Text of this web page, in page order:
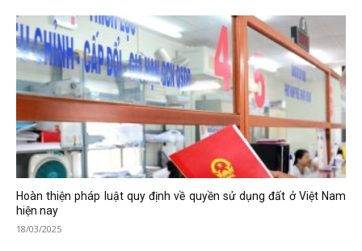
Hoàn thiện pháp luật quy định về quyền sử dụng đất ở Việt Nam
hiện nay
18/03/2025